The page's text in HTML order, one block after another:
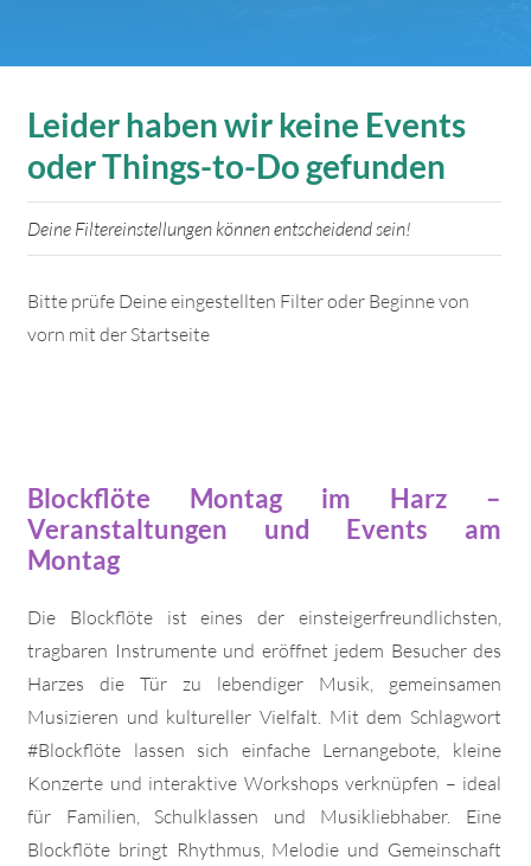
Leider haben wir keine Events
oder Things-to-Do gefunden
Deine Filtereinstellungen können entscheidend sein!
Bitte prüfe Deine eingestellten Filter oder Beginne von
vorn mit der Startseite
Blockflöte Montag im Harz –
Veranstaltungen und Events am
Montag
Die Blockflöte ist eines der einsteigerfreundlichsten,
tragbaren Instrumente und eröffnet jedem Besucher des
Harzes die Tür zu lebendiger Musik, gemeinsamen
Musizieren und kultureller Vielfalt. Mit dem Schlagwort
#Blockflöte lassen sich einfache Lernangebote, kleine
Konzerte und interaktive Workshops verknüpfen – ideal
für Familien, Schulklassen und Musikliebhaber. Eine
Blockflöte bringt Rhythmus, Melodie und Gemeinschaft